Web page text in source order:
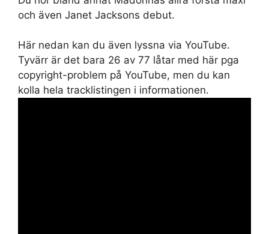
och även Janet Jacksons debut.
Här nedan kan du även lyssna via YouTube.
Tyvärr är det bara 26 av 77 låtar med här pga
copyright-problem på YouTube, men du kan
kolla hela tracklistingen i informationen.